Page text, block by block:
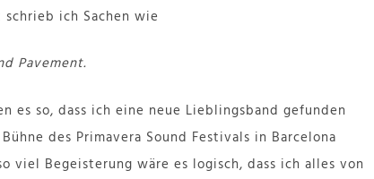
ich Sachen wie
Pavement.
es so, dass ich eine neue Lieblingsband gefunden
des Primavera Sound Festivals in Barcelona
Begeisterung wäre es logisch, dass ich alles von